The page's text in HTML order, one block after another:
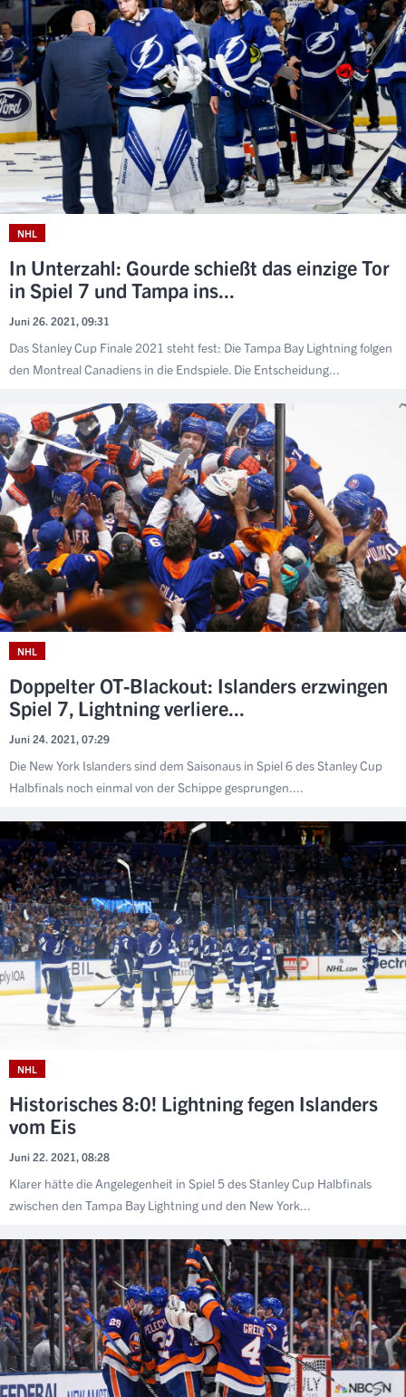
NHL
In Unterzahl: Gourde schießt das einzige Tor
in Spiel 7 und Tampa ins...
Juni 26. 2021, 09:31
Das Stanley Cup Finale 2021 steht fest: Die Tampa Bay Lightning folgen
den Montreal Canadiens in die Endspiele. Die Entscheidung...
NHL
Doppelter OT-Blackout: Islanders erzwingen
Spiel 7, Lightning verliere...
Juni 24. 2021, 07:29
Die New York Islanders sind dem Saisonaus in Spiel 6 des Stanley Cup
Halbfinals noch einmal von der Schippe gesprungen....
NHL
Historisches 8:0! Lightning fegen Islanders
vom Eis
Juni 22. 2021, 08:28
Klarer hätte die Angelegenheit in Spiel 5 des Stanley Cup Halbfinals
zwischen den Tampa Bay Lightning und den New York...